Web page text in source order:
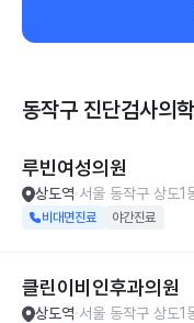
동작구 진단검사의
루빈여성의원
상도역 서울 동작구 상도1
비대면진료 야간진료
클린이비인후과의원
상도역 서울 동작구 상도1